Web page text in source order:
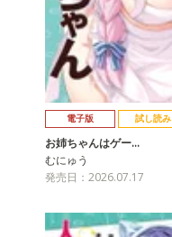
電子版 試し読み
お姉ちゃんはゲー…
むにゅう
発売日：2026.07.17